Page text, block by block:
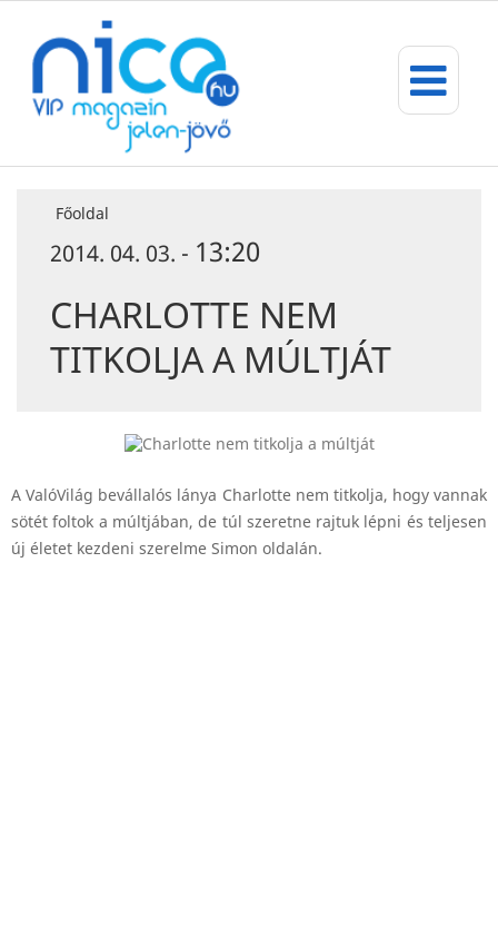
Főoldal
2014. 04. 03. - 13:20
CHARLOTTE NEM
TITKOLJA A MÚLTJÁT
A ValóVilág bevállalós lánya Charlotte nem titkolja, hogy vannak
sötét foltok a múltjában, de túl szeretne rajtuk lépni és teljesen
új életet kezdeni szerelme Simon oldalán.